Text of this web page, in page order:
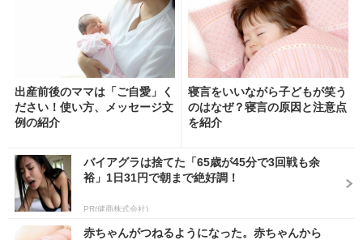
出産前後のママは「ご自愛」く
ださい！使い方、メッセージ文
例の紹介
寝言をいいながら子どもが笑う
のはなぜ？寝言の原因と注意点
を紹介
バイアグラは捨てた「65歳が45分で3回戦も余
裕」1日31円で朝まで絶好調！
PR(健商株式会社)
赤ちゃんがつねるようになった。赤ちゃんから